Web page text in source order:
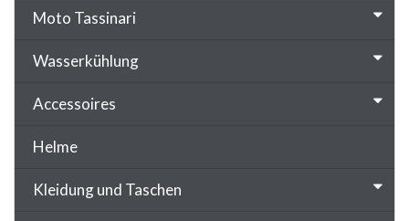
Moto Tassinari
Wasserkühlung
Accessoires
Helme
Kleidung und Taschen